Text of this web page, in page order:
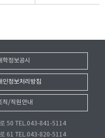
학정보공시
인정보처리방침
직/직원안내
50 TEL.043-841-5114
61 TEL.043-820-5114